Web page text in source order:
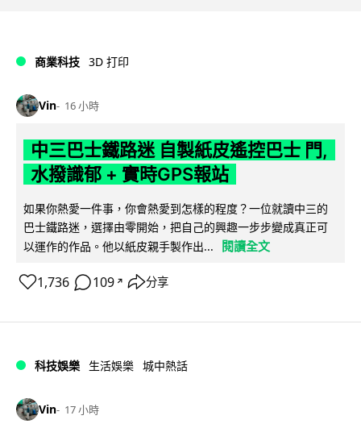
商業科技 3D 打印
Vin 16 小時
中三巴士鐵路迷 自製紙皮遙控巴士 門,
水撥識郁 + 實時GPS報站
如果你熱愛一件事，你會熱愛到怎樣的程度？一位就讀中三的
巴士鐵路迷，選擇由零開始，把自己的興趣一步步變成真正可
以運作的作品。他以紙皮親手製作出...
閱讀全文
1,736 109 ↗ 分享
科技娛樂 生活娛樂 城中熱話
Vin 17 小時